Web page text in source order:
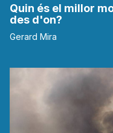
Quin és el millor
des d'on?
Gerard Mira